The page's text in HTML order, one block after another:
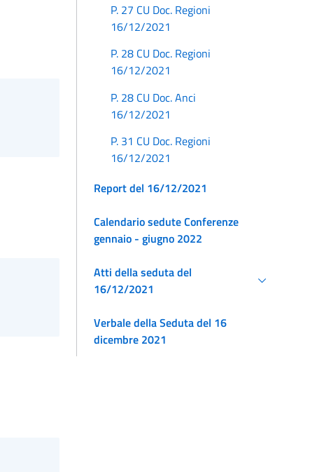
P. 27 CU Doc. Regioni
16/12/2021
P. 28 CU Doc. Regioni
16/12/2021
P. 28 CU Doc. Anci
16/12/2021
P. 31 CU Doc. Regioni
16/12/2021
Report del 16/12/2021
Calendario sedute Conferenze
gennaio - giugno 2022
Atti della seduta del
16/12/2021
Verbale della Seduta del 16
dicembre 2021